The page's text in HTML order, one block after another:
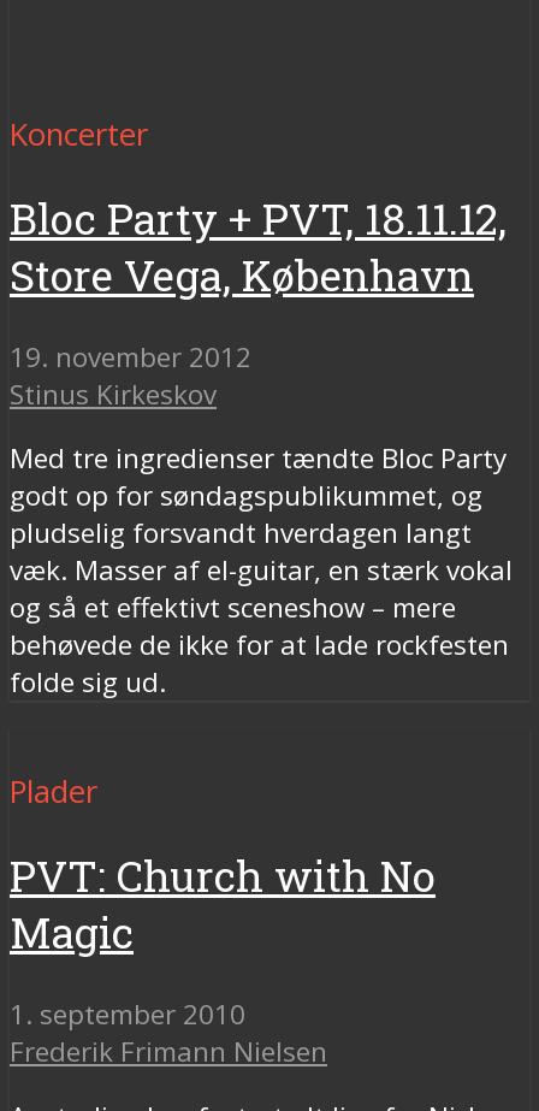
Koncerter
Bloc Party + PVT, 18.11.12,
Store Vega, København
19. november 2012
Stinus Kirkeskov
Med tre ingredienser tændte Bloc Party
godt op for søndagspublikummet, og
pludselig forsvandt hverdagen langt
væk. Masser af el-guitar, en stærk vokal
og så et effektivt sceneshow – mere
behøvede de ikke for at lade rockfesten
folde sig ud.
Plader
PVT: Church with No
Magic
1. september 2010
Frederik Frimann Nielsen